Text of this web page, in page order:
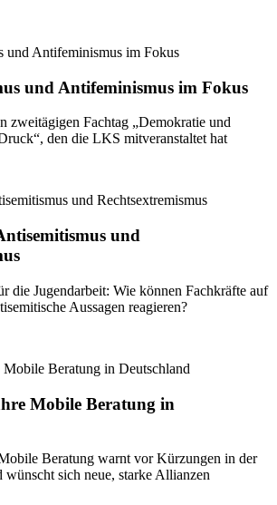
und Antifeminismus im Fokus
zweitägigen Fachtag „Demokratie und
den die LKS mitveranstaltet hat
und
die Jugendarbeit: Wie können Fachkräfte auf
Aussagen reagieren?
Mobile Beratung in
Beratung warnt vor Kürzungen in der
sich neue, starke Allianzen